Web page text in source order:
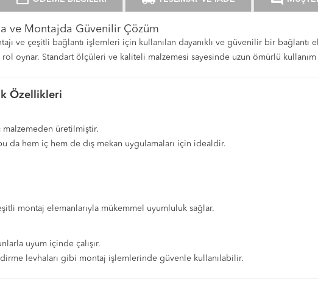
ve Montajda Güvenilir Çözüm
ve çeşitli bağlantı işlemleri için kullanılan dayanıklı ve güvenilir bir
oynar. Standart ölçüleri ve kaliteli malzemesi sayesinde uzun ömürlü kullanım
Özellikleri
üretilmiştir.
bu da hem iç hem de dış mekan uygulamaları için idealdir.
montaj elemanlarıyla mükemmel uyumluluk sağlar.
uyum içinde çalışır.
levhaları gibi montaj işlemlerinde güvenle kullanılabilir.